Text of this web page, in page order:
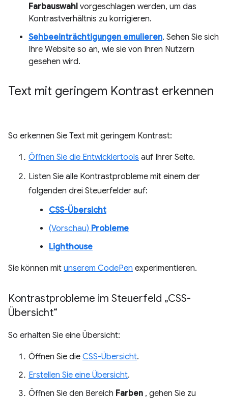
Farbauswahl vorgeschlagen werden, um das
Kontrastverhältnis zu korrigieren.
Sehbeeinträchtigungen emulieren. Sehen Sie sich
Ihre Website so an, wie sie von Ihren Nutzern
gesehen wird.
Text mit geringem Kontrast erkennen
So erkennen Sie Text mit geringem Kontrast:
Öffnen Sie die Entwicklertools auf Ihrer Seite.
Listen Sie alle Kontrastprobleme mit einem der
folgenden drei Steuerfelder auf:
CSS-Übersicht
(Vorschau) Probleme
Lighthouse
Sie können mit unserem CodePen experimentieren.
Kontrastprobleme im Steuerfeld „CSS-
Übersicht“
So erhalten Sie eine Übersicht:
Öffnen Sie die CSS-Übersicht.
Erstellen Sie eine Übersicht.
Öffnen Sie den Bereich Farben , gehen Sie zu